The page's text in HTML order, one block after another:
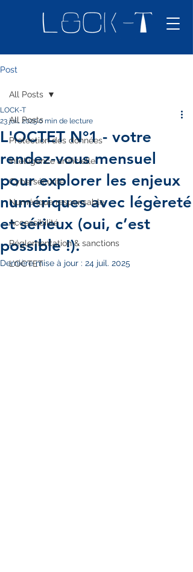
Post
All Posts
Protection des données
Intelligence artificielle
Cybersécurité
Numérique responsable
Accessibilité
Réglementation & sanctions
L’OCTET
All Posts
L'OCTET N°1 - votre
rendez-vous mensuel
pour explorer les enjeux
numériques avec légèreté
et sérieux (oui, c’est
possible !).
LOCK-T
23 juil. 20250 min de lecture
Dernière mise à jour : 24 juil. 2025